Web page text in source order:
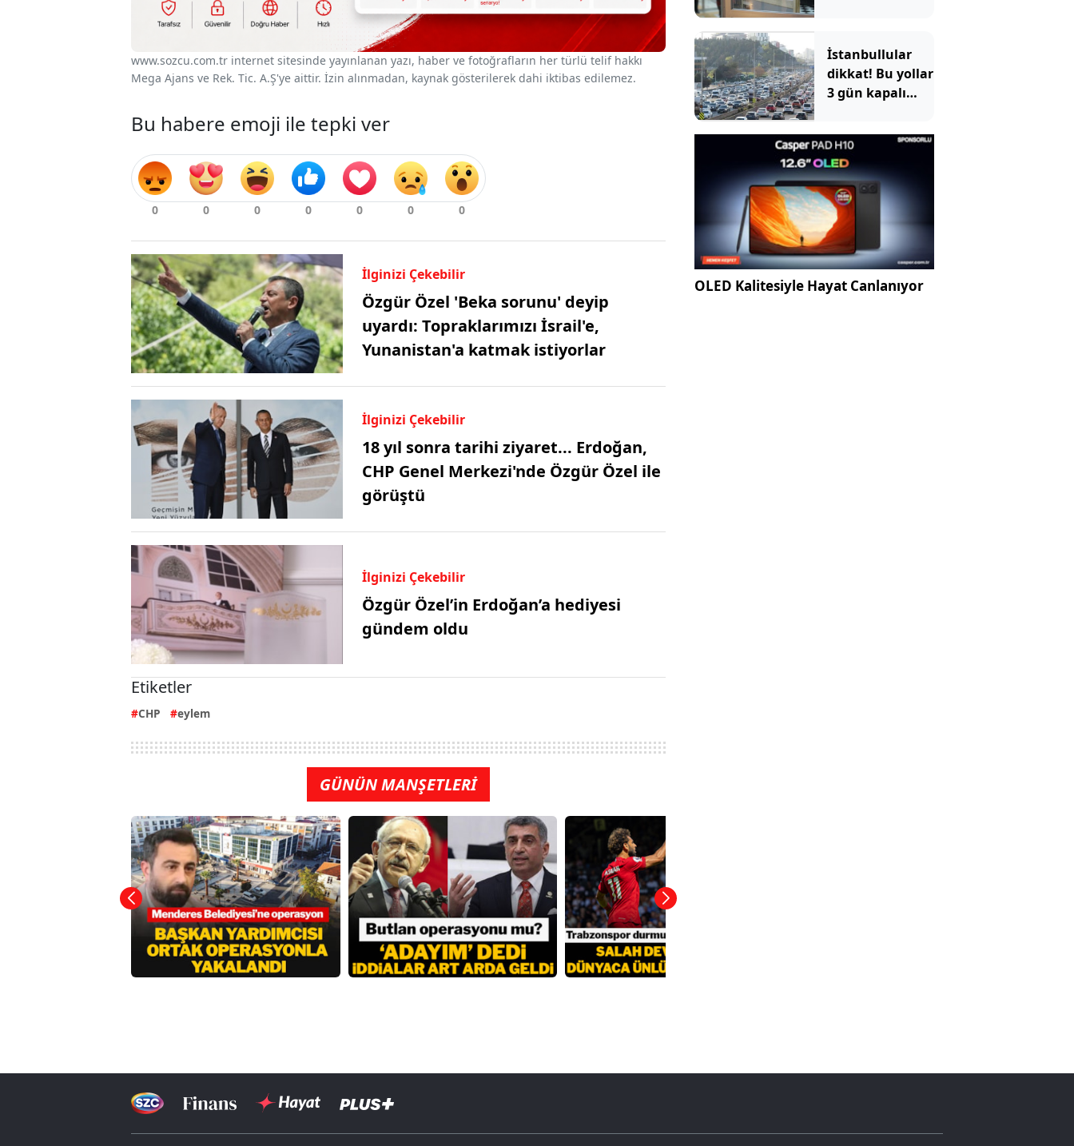
www.sozcu.com.tr internet sitesinde yayınlanan yazı, haber ve fotoğrafların her türlü telif hakkı
Mega Ajans ve Rek. Tic. A.Ş'ye aittir. İzin alınmadan, kaynak gösterilerek dahi iktibas edilemez.
Bu habere emoji ile tepki ver
İlginizi Çekebilir
Özgür Özel 'Beka sorunu' deyip
uyardı: Topraklarımızı İsrail'e,
Yunanistan'a katmak istiyorlar
İlginizi Çekebilir
18 yıl sonra tarihi ziyaret... Erdoğan,
CHP Genel Merkezi'nde Özgür Özel ile
görüştü
İlginizi Çekebilir
Özgür Özel’in Erdoğan’a hediyesi
gündem oldu
Etiketler
CHP eylem
GÜNÜN MANŞETLERİ
İstanbullular
dikkat! Bu yollar
3 gün kapalı
OLED Kalitesiyle Hayat Canlanıyor